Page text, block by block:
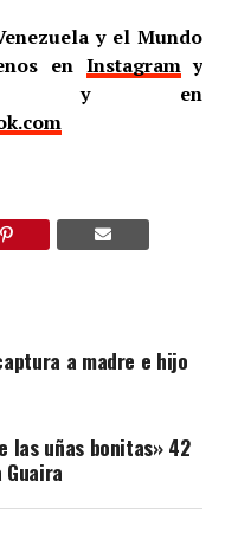
y el Mundo
en Instagramy
en
a madre e hijo
las uñas bonitas» 42